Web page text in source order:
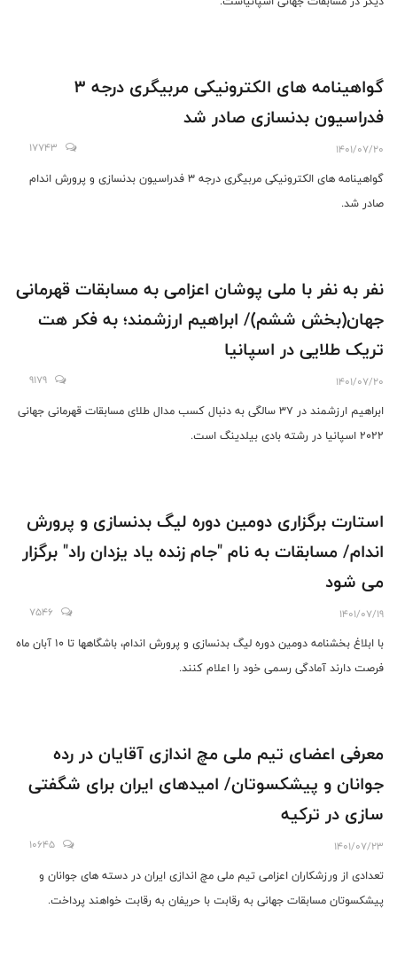
گواهینامه های الکترونیکی مربیگری درجه 3
فدراسیون بدنسازی صادر شد
1401/07/20
17743
گواهینامه های الکترونیکی مربیگری درجه 3 فدراسیون بدنسازی و پرورش اندام
صادر شد.
نفر به نفر با ملی پوشان اعزامی به مسابقات قهرمانی
جهان(بخش ششم)/ ابراهیم ارزشمند؛ به فکر هت
تریک طلایی در اسپانیا
1401/07/20
9179
ابراهیم ارزشمند در 37 سالگی به دنبال کسب مدال طلای مسابقات قهرمانی جهانی
٢٠٢٢ اسپانیا در رشته بادی بیلدینگ است.
استارت برگزاری دومین دوره لیگ بدنسازی و پرورش
اندام/ مسابقات به نام "جام زنده یاد یزدان راد" برگزار
می شود
1401/07/19
7546
با ابلاغ بخشنامه دومین دوره لیگ بدنسازی و پرورش اندام، باشگاهها تا 10 آبان ماه
فرصت دارند آمادگی رسمی خود را اعلام کنند.
معرفی اعضای تیم ملی مچ اندازی آقایان در رده
جوانان و پیشکسوتان/ امیدهای ایران برای شگفتی
سازی در ترکیه
1401/07/23
10645
تعدادی از ورزشکاران اعزامی تیم ملی مچ اندازی ایران در دسته های جوانان و
پیشکسوتان مسابقات جهانی به رقابت با حریفان به رقابت خواهند پرداخت.